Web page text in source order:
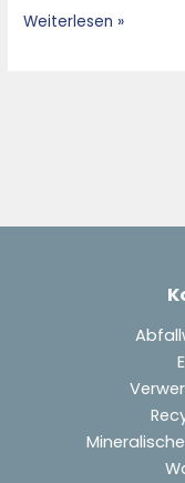
Sortingof
Weiterlesen »